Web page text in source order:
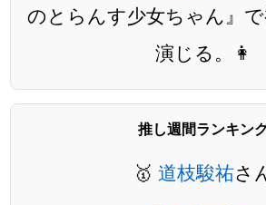
のとらんす少女ちゃん』
演じる。👩
推し週間ランキン
🥇 道枝駿祐さ